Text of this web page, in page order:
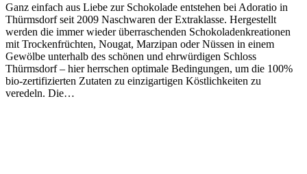
Ganz einfach aus Liebe zur Schokolade entstehen bei Adoratio in
Thürmsdorf seit 2009 Naschwaren der Extraklasse. Hergestellt
werden die immer wieder überraschenden Schokoladenkreationen
mit Trockenfrüchten, Nougat, Marzipan oder Nüssen in einem
Gewölbe unterhalb des schönen und ehrwürdigen Schloss
Thürmsdorf – hier herrschen optimale Bedingungen, um die 100%
bio-zertifizierten Zutaten zu einzigartigen Köstlichkeiten zu
veredeln. Die…